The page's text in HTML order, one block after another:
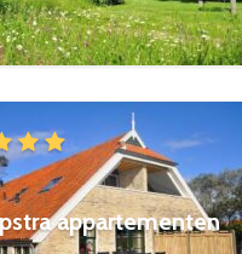
appartementen